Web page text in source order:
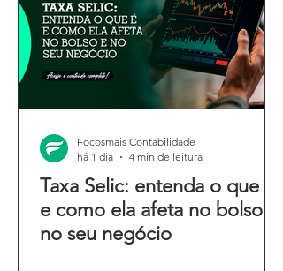
Taxa Selic: entenda o que é
e como ela afeta no bolso e
no seu negócio
Focosmais Contabilidade
há 1 dia
4 min de leitura